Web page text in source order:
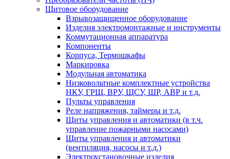
Щитовое оборудование
Взрывозащищенное оборудование
Изделия электромонтажные и инструменты
Коммутационная аппаратура
Компоненты
Корпуса, Термошкафы
Маркировка
Модульная автоматика
Низковольтные комплектные устройства
НКУ, ГРЩ, ВРУ, ЩСУ, ШР, АВР и т.д.
Пульты управления
Реле напряжения, таймеры и т.д.
Щиты управления и автоматики (в т.ч.
управление пожарными насосами)
Щиты управления и автоматики
(вентиляция, насосы и т.д.)
Электроустановочные изделия